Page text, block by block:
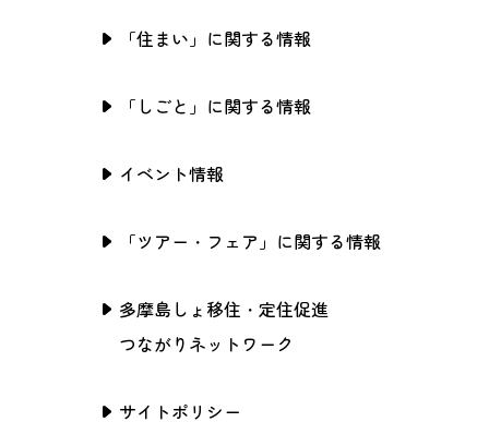
「住まい」に関する情報
「しごと」に関する情報
イベント情報
「ツアー・フェア」に関する情報
多摩島しょ移住・定住促進
つながりネットワーク
サイトポリシー